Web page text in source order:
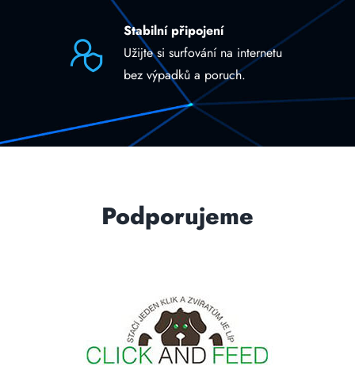
Stabilní připojení
Užijte si surfování na internetu
bez výpadků a poruch.
Podporujeme